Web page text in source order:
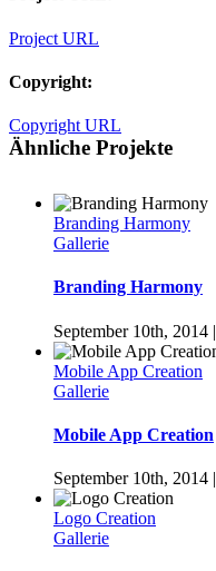
Project URL
Copyright:
Copyright URL
Ähnliche Projekte
Branding Harmony
Gallerie
Branding Harmony
September 10th, 2014 |
Mobile App Creation
Gallerie
Mobile App Creation
September 10th, 2014 |
Logo Creation
Gallerie